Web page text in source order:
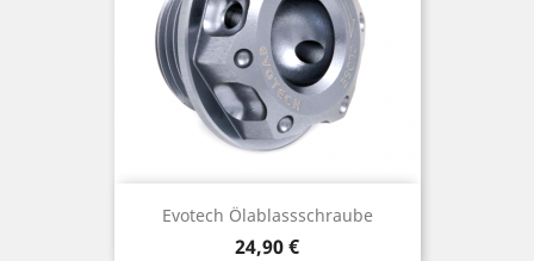
Evotech Ölablassschraube
Preis
24,90 €